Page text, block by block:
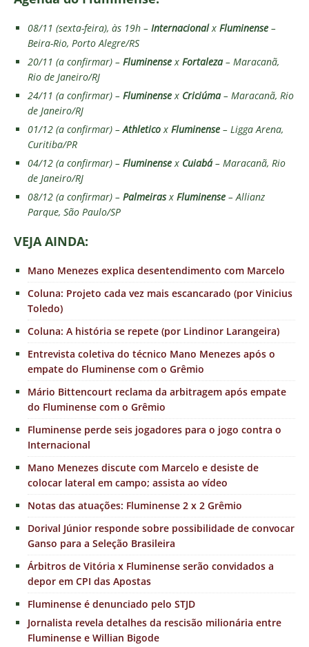
08/11 (sexta-feira), às 19h – Internacionalx Fluminense –
Beira-Rio, Porto Alegre/RS
20/11 (a confirmar) – Fluminensex Fortaleza– Maracanã,
Rio de Janeiro/RJ
24/11 (a confirmar) – Fluminensex Criciúma– Maracanã, Rio
de Janeiro/RJ
01/12 (a confirmar) –Athleticox Fluminense – Ligga Arena,
Curitiba/PR
04/12 (a confirmar) – Fluminensex Cuiabá– Maracanã, Rio
de Janeiro/RJ
08/12 (a confirmar) – Palmeirasx Fluminense – Allianz
Parque, São Paulo/SP
VEJA AINDA:
Mano Menezes explica desentendimento com Marcelo
Coluna: Projeto cada vez mais escancarado (por Vinicius
Toledo)
Coluna: A história se repete (por Lindinor Larangeira)
Entrevista coletiva do técnico Mano Menezes após o
empate do Fluminense com o Grêmio
Mário Bittencourt reclama da arbitragem após empate
do Fluminense com o Grêmio
Fluminense perde seis jogadores para o jogo contra o
Internacional
Mano Menezes discute com Marcelo e desiste de
colocar lateral em campo; assista ao vídeo
Notas das atuações: Fluminense 2 x 2 Grêmio
Dorival Júnior responde sobre possibilidade de convocar
Ganso para a Seleção Brasileira
Árbitros de Vitória x Fluminense serão convidados a
depor em CPI das Apostas
Fluminense é denunciado pelo STJD
Jornalista revela detalhes da rescisão milionária entre
Fluminense e Willian Bigode